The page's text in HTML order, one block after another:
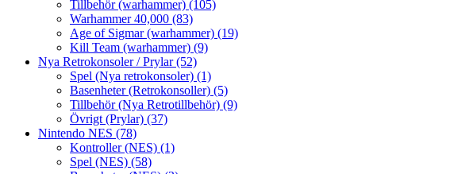
Tillbehör (warhammer) (105)
Warhammer 40,000 (83)
Age of Sigmar (warhammer) (19)
Kill Team (warhammer) (9)
Nya Retrokonsoler / Prylar(52)
Spel (Nya retrokonsoler) (1)
Basenheter (Retrokonsoller) (5)
Tillbehör (Nya Retrotillbehör) (9)
Övrigt (Prylar) (37)
Nintendo NES (78)
Kontroller (NES) (1)
Spel (NES) (58)